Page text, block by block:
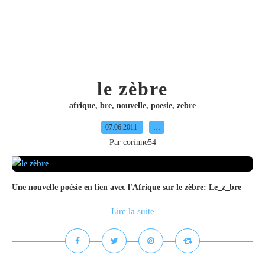
le zèbre
afrique, bre, nouvelle, poesie, zebre
07.06.2011 …
Par corinne54
Une nouvelle poésie en lien avec l'Afrique sur le zèbre: Le_z_bre
Lire la suite